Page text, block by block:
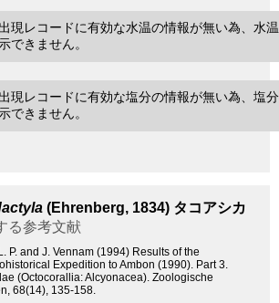
現レコードに有効な水温の情報が無い為、水
できません。
現レコードに有効な塩分の情報が無い為、塩
できません。
(Ehrenberg, 1834) タコアシカ
る参考文献
P. and J. Vennam (1994) Results of the
Expedition to Ambon (1990). Part 3.
(Octocorallia: Alcyonacea). Zoologische
68(14), 135-158.